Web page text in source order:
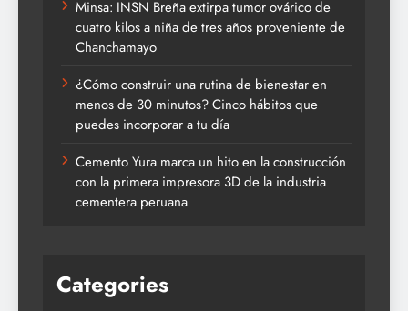
Minsa: INSN Breña extirpa tumor ovárico de
cuatro kilos a niña de tres años proveniente de
Chanchamayo
¿Cómo construir una rutina de bienestar en
menos de 30 minutos? Cinco hábitos que
puedes incorporar a tu día
Cemento Yura marca un hito en la construcción
con la primera impresora 3D de la industria
cementera peruana
Categories